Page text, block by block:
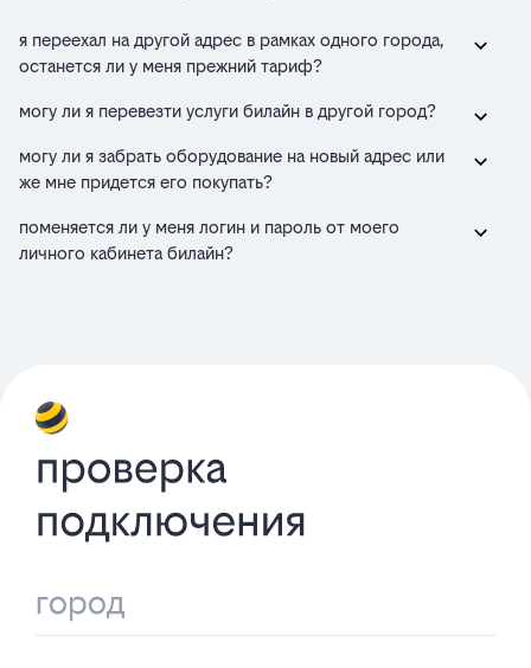
я переехал на другой адрес в рамках одного города,
останется ли у меня прежний тариф?
могу ли я перевезти услуги билайн в другой город?
могу ли я забрать оборудование на новый адрес или
же мне придется его покупать?
поменяется ли у меня логин и пароль от моего
личного кабинета билайн?
проверка
подключения